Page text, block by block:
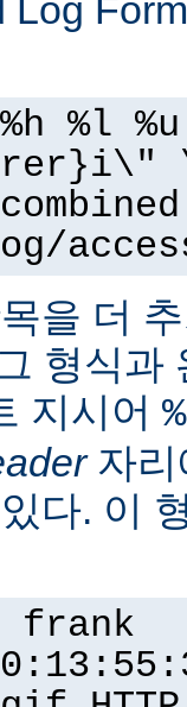
Log
%l
을 더
형식과
지시어
자리
다. 이
frank